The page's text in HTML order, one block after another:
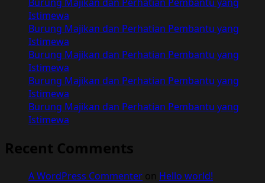
Hidupku
Bersama
Ibu
Tiri
Istimewa
Burung Majikan dan Perhatian Pembantu yang
Istimewa
Burung Majikan dan Perhatian Pembantu yang
Istimewa
Burung Majikan dan Perhatian Pembantu yang
Istimewa
Burung Majikan dan Perhatian Pembantu yang
Istimewa
Recent Comments
A WordPress Commenter on Hello world!